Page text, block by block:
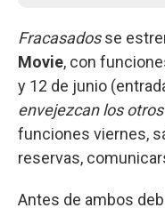
Fracasadosse
Movie, con
y 12 de junio
envejezcan los otros
funciones viernes,
reservas,
Antes de ambos